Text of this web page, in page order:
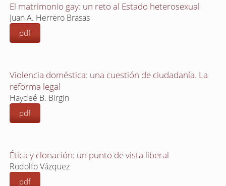
El matrimonio gay: un reto al Estado heterosexual
Juan A. Herrero Brasas
pdf
Violencia doméstica: una cuestión de ciudadanía. La
reforma legal
Haydeé B. Birgin
pdf
Ética y clonación: un punto de vista liberal
Rodolfo Vázquez
pdf